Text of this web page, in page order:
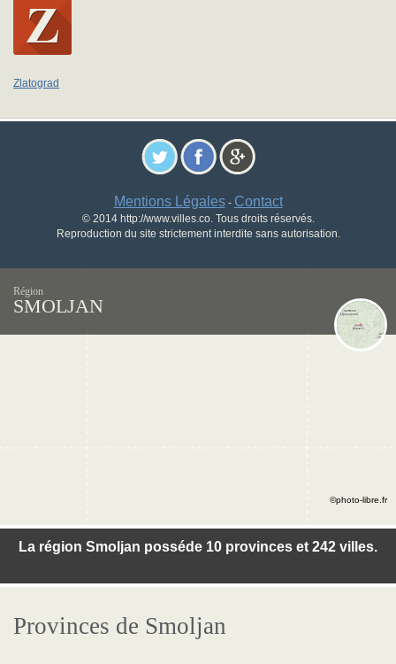
Zlatograd
Mentions Légales- Contact
© 2014 http://www.villes.co. Tous droits réservés.
Reproduction du site strictement interdite sans autorisation.
Région
SMOLJAN
La région Smoljan posséde 10 provinces et 242 villes.
©photo-libre.fr
Provinces de Smoljan